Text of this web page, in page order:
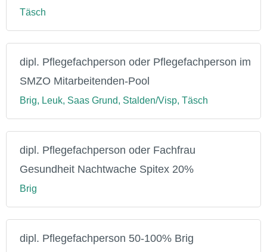
Täsch
dipl. Pflegefachperson oder Pflegefachperson im
SMZO Mitarbeitenden-Pool
Brig, Leuk, Saas Grund, Stalden/Visp, Täsch
dipl. Pflegefachperson oder Fachfrau
Gesundheit Nachtwache Spitex 20%
Brig
dipl. Pflegefachperson 50-100% Brig